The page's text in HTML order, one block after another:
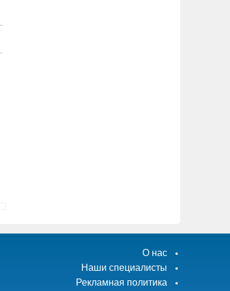
О нас
Наши специалисты
Рекламная политика